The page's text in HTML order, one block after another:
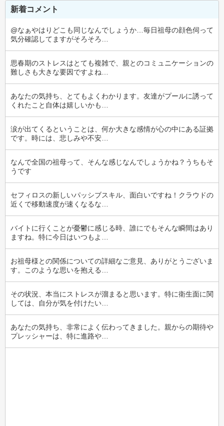
新着コメント
@なぁやはりどこも同じなんでしょうか…毎日祖母の顔色伺って
気分確認してますがそろそろ…
思春期のストレスはとても複雑で、親とのコミュニケーションの
難しさも大きな要因ですよね…
あなたの気持ち、とてもよくわかります。友達がプールに誘って
くれたこと自体は嬉しいかも…
涙が出てくるということは、何か大きな感情が心の中にある証拠
です。時には、悲しみや不安…
なんで全国の祖母って、そんな感じなんでしょうかね？うちもそ
うです
セフィロスの新しいパッシブスキル、面白いですね！クラウドの
近くで移動速度が速くなるな…
バイトに行くことが憂鬱に感じる時、誰にでもそんな瞬間はあり
ますね。特に今日はいつもよ…
お祖母様との関係についての詳細なご意見、ありがとうございま
す。このような思いを抱える…
その状況、本当にストレスが溜まると思います。特に衛生面に関
しては、自分が気を付けたい…
あなたの気持ち、非常によく伝わってきました。親からの期待や
プレッシャーは、特に進路や…